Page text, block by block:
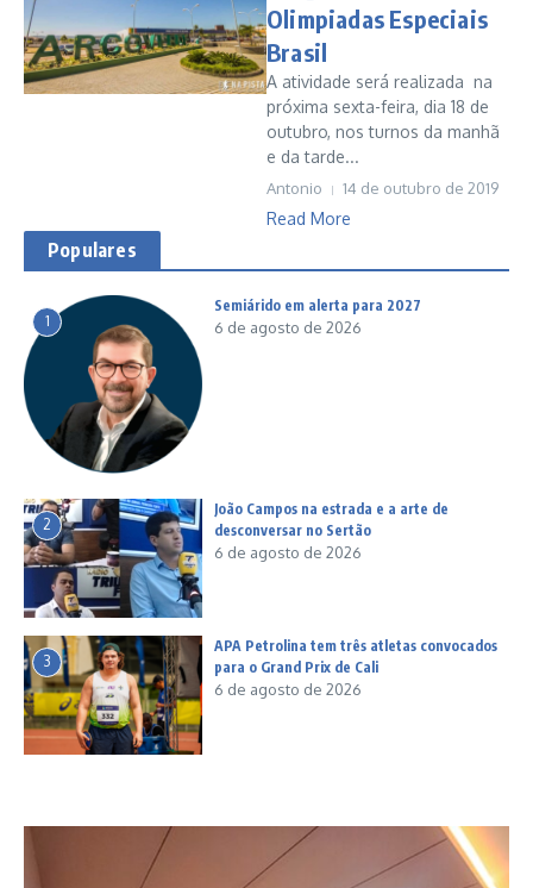
Olimpiadas Especiais
Brasil
A atividade será realizada na
próxima sexta-feira, dia 18 de
outubro, nos turnos da manhã
e da tarde...
Antonio 14 de outubro de 2019
Read More
Populares
1
Semiárido em alerta para 2027
6 de agosto de 2026
2
João Campos na estrada e a arte de
desconversar no Sertão
6 de agosto de 2026
3
APA Petrolina tem três atletas convocados
para o Grand Prix de Cali
6 de agosto de 2026